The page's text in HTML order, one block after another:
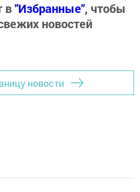
в"Избранные", чтобы
новостей
новости